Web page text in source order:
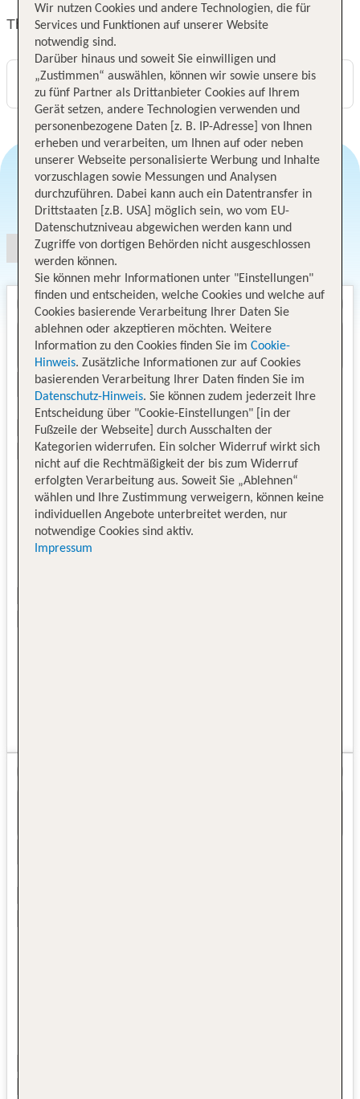
The Westin Hamburg Elbphilharmonie
Digitaler und telefonischer 24/7 TUI Service
Angebotsauswahl
Wir nutzen Cookies und andere Technologien, die für
Services und Funktionen auf unserer Website
notwendig sind.
Darüber hinaus und soweit Sie einwilligen und
„Zustimmen“ auswählen, können wir sowie unsere bis
zu fünf Partner als Drittanbieter Cookies auf Ihrem
Gerät setzen, andere Technologien verwenden und
personenbezogene Daten [z. B. IP-Adresse] von Ihnen
erheben und verarbeiten, um Ihnen auf oder neben
unserer Webseite personalisierte Werbung und Inhalte
vorzuschlagen sowie Messungen und Analysen
durchzuführen. Dabei kann auch ein Datentransfer in
Drittstaaten [z.B. USA] möglich sein, wo vom EU-
Datenschutzniveau abgewichen werden kann und
Zugriffe von dortigen Behörden nicht ausgeschlossen
werden können.
Sie können mehr Informationen unter "Einstellungen"
finden und entscheiden, welche Cookies und welche auf
Cookies basierende Verarbeitung Ihrer Daten Sie
ablehnen oder akzeptieren möchten. Weitere
Information zu den Cookies finden Sie im Cookie-
Hinweis. Zusätzliche Informationen zur auf Cookies
basierenden Verarbeitung Ihrer Daten finden Sie im
Datenschutz-Hinweis. Sie können zudem jederzeit Ihre
Entscheidung über "Cookie-Einstellungen" [in der
Fußzeile der Webseite] durch Ausschalten der
Kategorien widerrufen. Ein solcher Widerruf wirkt sich
nicht auf die Rechtmäßigkeit der bis zum Widerruf
erfolgten Verarbeitung aus. Soweit Sie „Ablehnen“
wählen und Ihre Zustimmung verweigern, können keine
individuellen Angebote unterbreitet werden, nur
notwendige Cookies sind aktiv.
Impressum